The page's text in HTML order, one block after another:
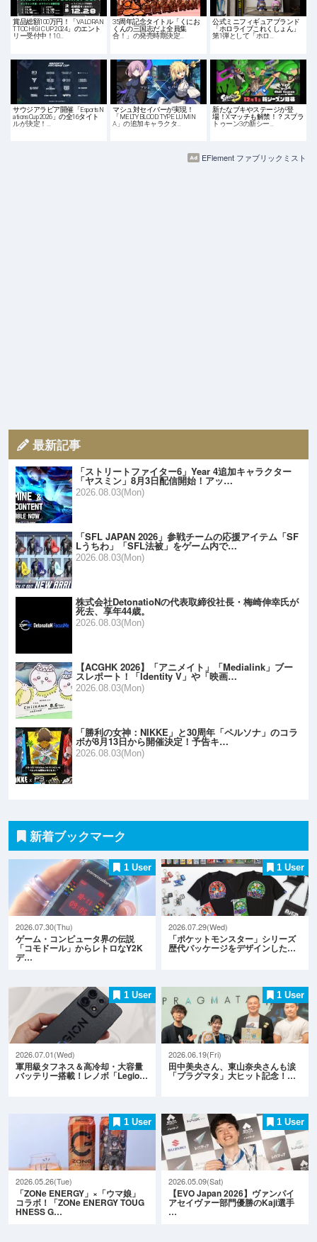
賞品総額100万円！「VALORAN
T TOCHIGI CUP 2024」のエント
リー受付中！10…
35周年記念タイトル「くにお
くんの三国志だよ全員集
合！」の発売時期決定…
公式ミニフィギュアブランド
「ホロライブこれくしょん」
第1弾として「ホロ…
サウジアラビア開催「Esports N
ations Cup 2026」の全16タイト
ルが決定！…
マシュ対セイバーが実現！
「MELTY BLOOD: TYPE LUMIN
A」の追加キャラクタ…
新たなブキやステージが登
場！Xマッチも解禁！？スプラ
トゥーン3の新シー…
EFlement ファブリックミスト
最新記事
「ストリートファイター6」Year 4追加キャラクター
「ヤスミン」8月3日配信開始！アッ…
2026.08.03(Mon)
「SFL JAPAN 2026」参戦チームの応援アイテム「SF
Lうちわ」「SFL法被」をゲーム内で…
2026.08.03(Mon)
株式会社DetonatioNの代表取締役社長・梅崎伸幸氏が
死去、享年44歳。
2026.08.03(Mon)
【ACGHK 2026】「アニメイト」「Medialink」ブー
スレポート！「Identity V」や「映画…
2026.08.03(Mon)
「勝利の女神：NIKKE」と30周年「ペルソナ」のコラ
ボが8月13日から開催決定！予告キ…
2026.08.03(Mon)
新着ブックマーク
1 User
2026.07.30(Thu)
ゲーム・コンピュータ界の伝説
「コモドール」からレトロなY2K
デ…
1 User
2026.07.29(Wed)
「ポケットモンスター」シリーズ
歴代パッケージをデザインした…
1 User
2026.07.01(Wed)
軍用級タフネス＆高冷却・大容量
バッテリー搭載！レノボ「Legio…
1 User
2026.06.19(Fri)
田中美央さん、東山奈央さんも涙
「プラグマタ」大ヒット記念！…
1 User
2026.05.26(Tue)
「ZONe ENERGY」×「ウマ娘」
コラボ！「ZONe ENERGY TOUG
HNESS G…
1 User
2026.05.09(Sat)
【EVO Japan 2026】ヴァンパイ
アセイヴァー部門優勝のKaji選手
…